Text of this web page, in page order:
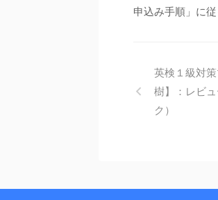
申込み手順」に
英検１級対
樹】：レビ
ク）